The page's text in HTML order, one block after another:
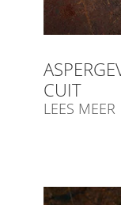
CUIT
LEES MEER